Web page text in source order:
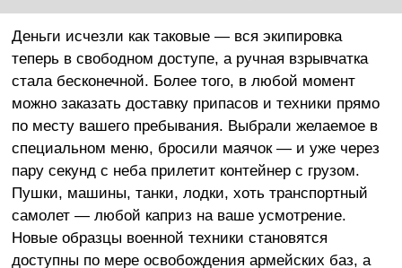
Деньги исчезли как таковые — вся экипировка
теперь в свободном доступе, а ручная взрывчатка
стала бесконечной. Более того, в любой момент
можно заказать доставку припасов и техники прямо
по месту вашего пребывания. Выбрали желаемое в
специальном меню, бросили маячок — и уже через
пару секунд с неба прилетит контейнер с грузом.
Пушки, машины, танки, лодки, хоть транспортный
самолет — любой каприз на ваше усмотрение.
Новые образцы военной техники становятся
доступны по мере освобождения армейских баз, а